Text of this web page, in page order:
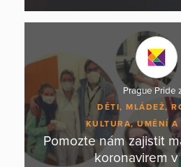
Prague Pride
DĚTI, MLÁDEŽ,
KULTURA, UMĚNÍ A
Pomozte nám zajistit
koronavirem v